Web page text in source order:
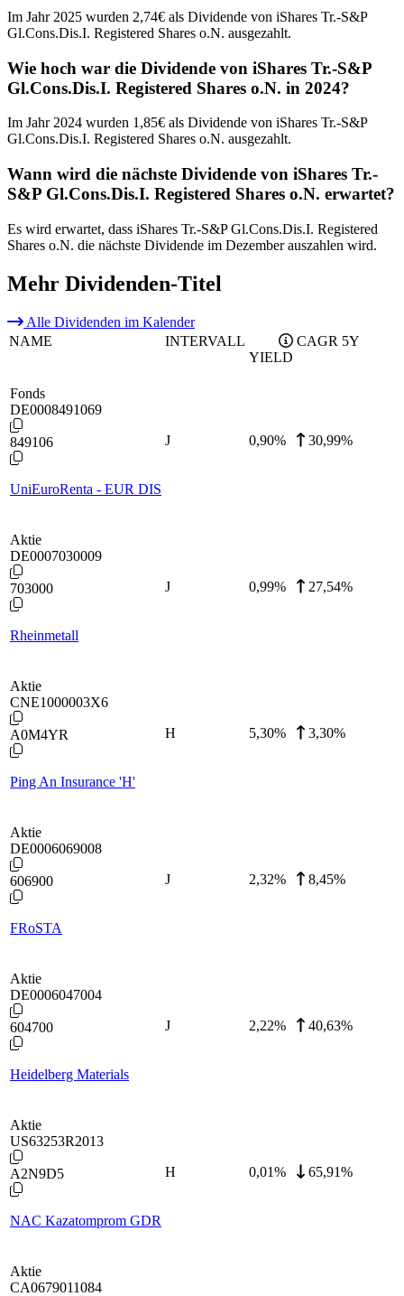
Im Jahr 2025 wurden 2,74€ als Dividende von iShares Tr.-S&P
Gl.Cons.Dis.I. Registered Shares o.N. ausgezahlt.
Wie hoch war die Dividende von iShares Tr.-S&P
Gl.Cons.Dis.I. Registered Shares o.N. in 2024?
Im Jahr 2024 wurden 1,85€ als Dividende von iShares Tr.-S&P
Gl.Cons.Dis.I. Registered Shares o.N. ausgezahlt.
Wann wird die nächste Dividende von iShares Tr.-
S&P Gl.Cons.Dis.I. Registered Shares o.N. erwartet?
Es wird erwartet, dass iShares Tr.-S&P Gl.Cons.Dis.I. Registered
Shares o.N. die nächste Dividende im Dezember auszahlen wird.
Mehr Dividenden-Titel
Alle Dividenden im Kalender
NAME
INTERVALL
YIELD
CAGR 5Y
Fonds
DE0008491069
849106
UniEuroRenta - EUR DIS
J 0,90% 30,99%
Aktie
DE0007030009
703000
Rheinmetall
J 0,99% 27,54%
Aktie
CNE1000003X6
A0M4YR
Ping An Insurance 'H'
H 5,30% 3,30%
Aktie
DE0006069008
606900
FRoSTA
J 2,32% 8,45%
Aktie
DE0006047004
604700
Heidelberg Materials
J 2,22% 40,63%
Aktie
US63253R2013
A2N9D5
NAC Kazatomprom GDR
H 0,01% 65,91%
Aktie
CA0679011084